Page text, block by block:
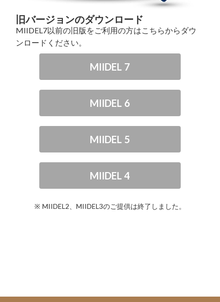
旧バージョンのダウンロード
MIIDEL7以前の旧版をご利用の方はこちらからダウ
ンロードください。
MIIDEL 7
MIIDEL 6
MIIDEL 5
MIIDEL 4
※ MIIDEL2、MIIDEL3のご提供は終了しました。